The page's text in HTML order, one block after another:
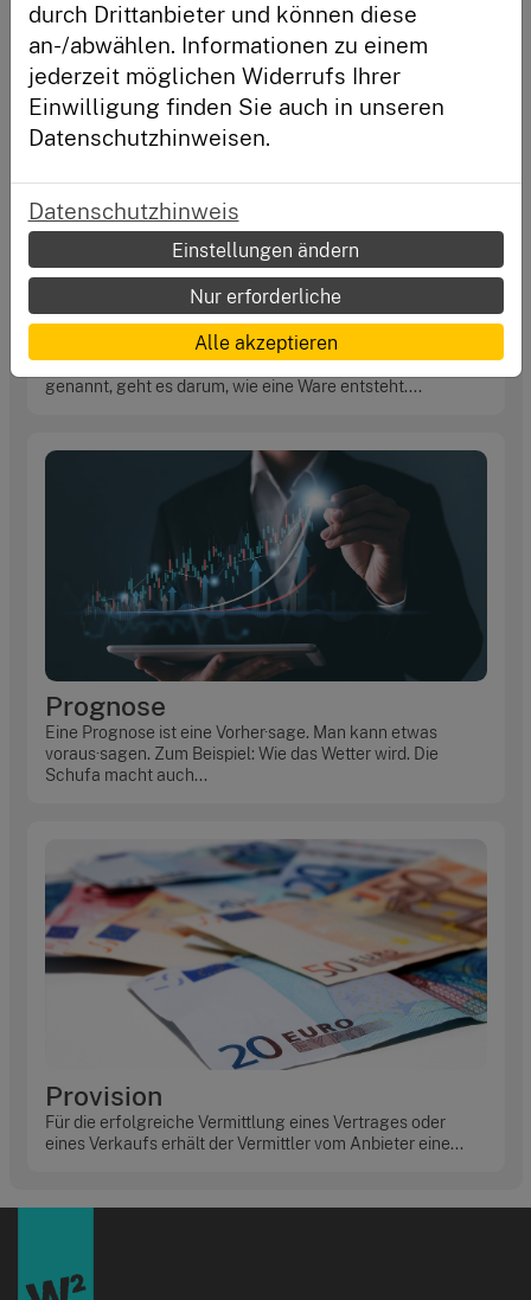
Andere Begriffe:
Bei der Produktion, auch Fertigung oder Herstellung
genannt, geht es darum, wie eine Ware entsteht....
Prognose
Eine Prognose ist eine Vorher·sage. Man kann etwas
voraus·sagen. Zum Beispiel: Wie das Wetter wird. Die
Schufa macht auch...
Provision
Für die erfolgreiche Vermittlung eines Vertrages oder
eines Verkaufs erhält der Vermittler vom Anbieter eine...
durch Drittanbieter und können diese
an-/abwählen. Informationen zu einem
jederzeit möglichen Widerrufs Ihrer
Einwilligung finden Sie auch in unseren
Datenschutzhinweisen.
Datenschutzhinweis
Einstellungen ändern
Nur erforderliche
Alle akzeptieren